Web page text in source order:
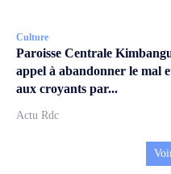
Culture
Paroisse Centrale
appel à abandonner le mal
aux croyants par...
Actu Rdc